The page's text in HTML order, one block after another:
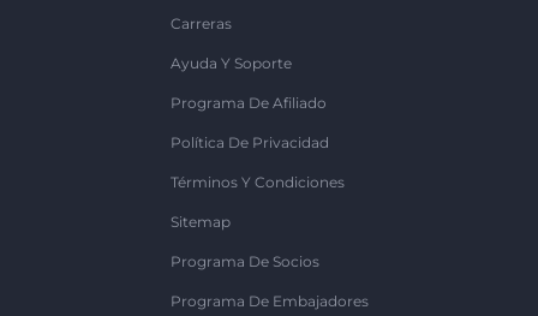
Carreras
Ayuda Y Soporte
Programa De Afiliado
Política De Privacidad
Términos Y Condiciones
Sitemap
Programa De Socios
Programa De Embajadores